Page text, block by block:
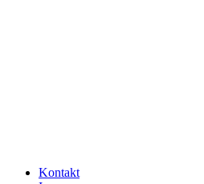
Kontakt